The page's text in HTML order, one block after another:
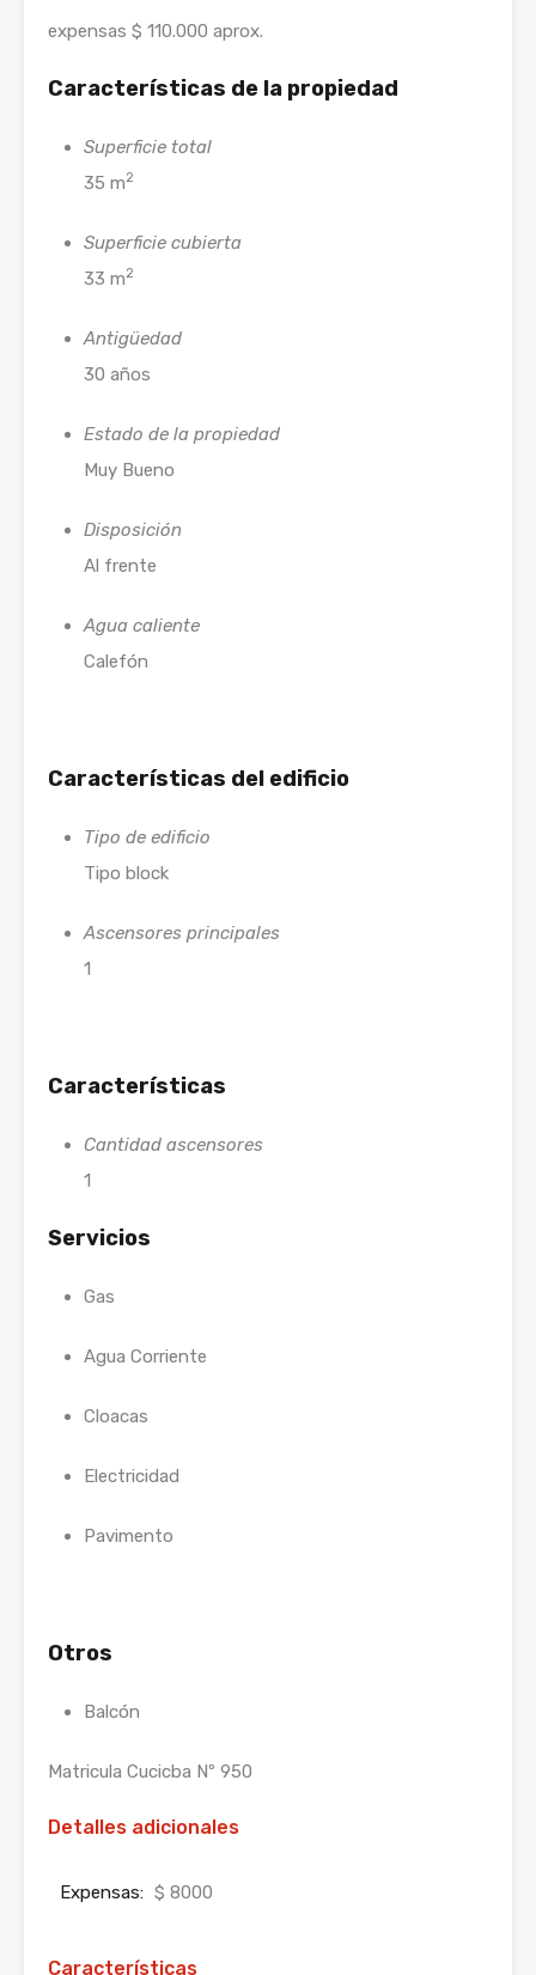
expensas $ 110.000 aprox.
Características de la propiedad
Superficie total
35 m2
Superficie cubierta
33 m2
Antigüedad
30 años
Estado de la propiedad
Muy Bueno
Disposición
Al frente
Agua caliente
Calefón
Características del edificio
Tipo de edificio
Tipo block
Ascensores principales
1
Características
Cantidad ascensores
1
Servicios
Gas
Agua Corriente
Cloacas
Electricidad
Pavimento
Otros
Balcón
Matricula Cucicba Nº 950
Detalles adicionales
Expensas: $ 8000
Características